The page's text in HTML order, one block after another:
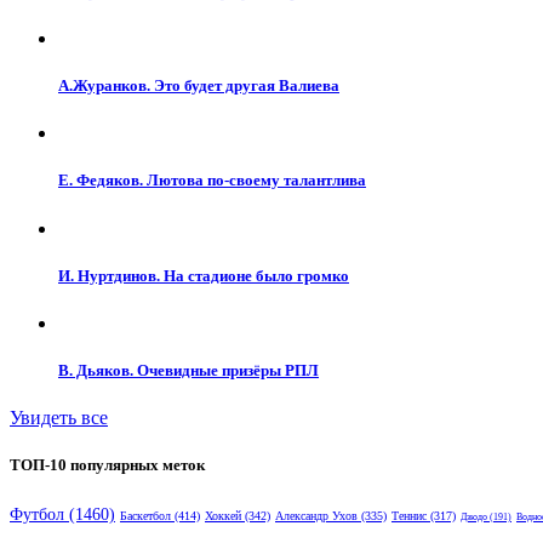
А.Журанков. Это будет другая Валиева
Е. Федяков. Лютова по-своему талантлива
И. Нуртдинов. На стадионе было громко
В. Дьяков. Очевидные призёры РПЛ
Увидеть все
ТОП-10 популярных меток
Футбол (1460) Баскетбол (414) Хоккей (342) Александр Ухов (335) Теннис (317) Дзюдо (191)